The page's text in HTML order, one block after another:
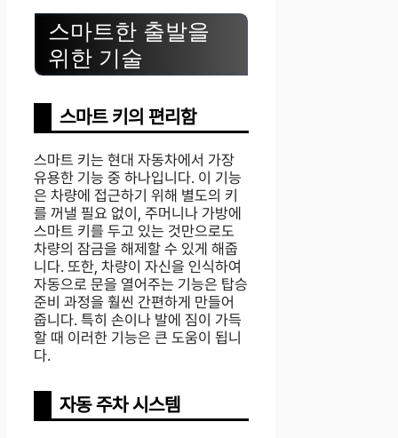
스마트한 출발을
위한 기술
스마트 키의 편리함
스마트 키는 현대 자동차에서 가장
유용한 기능 중 하나입니다. 이 기능
은 차량에 접근하기 위해 별도의 키
를 꺼낼 필요 없이, 주머니나 가방에
스마트 키를 두고 있는 것만으로도
차량의 잠금을 해제할 수 있게 해줍
니다. 또한, 차량이 자신을 인식하여
자동으로 문을 열어주는 기능은 탑승
준비 과정을 훨씬 간편하게 만들어
줍니다. 특히 손이나 발에 짐이 가득
할 때 이러한 기능은 큰 도움이 됩니
다.
자동 주차 시스템